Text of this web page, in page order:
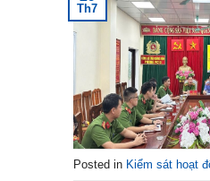
Th7
Posted in Kiểm sát hoạt